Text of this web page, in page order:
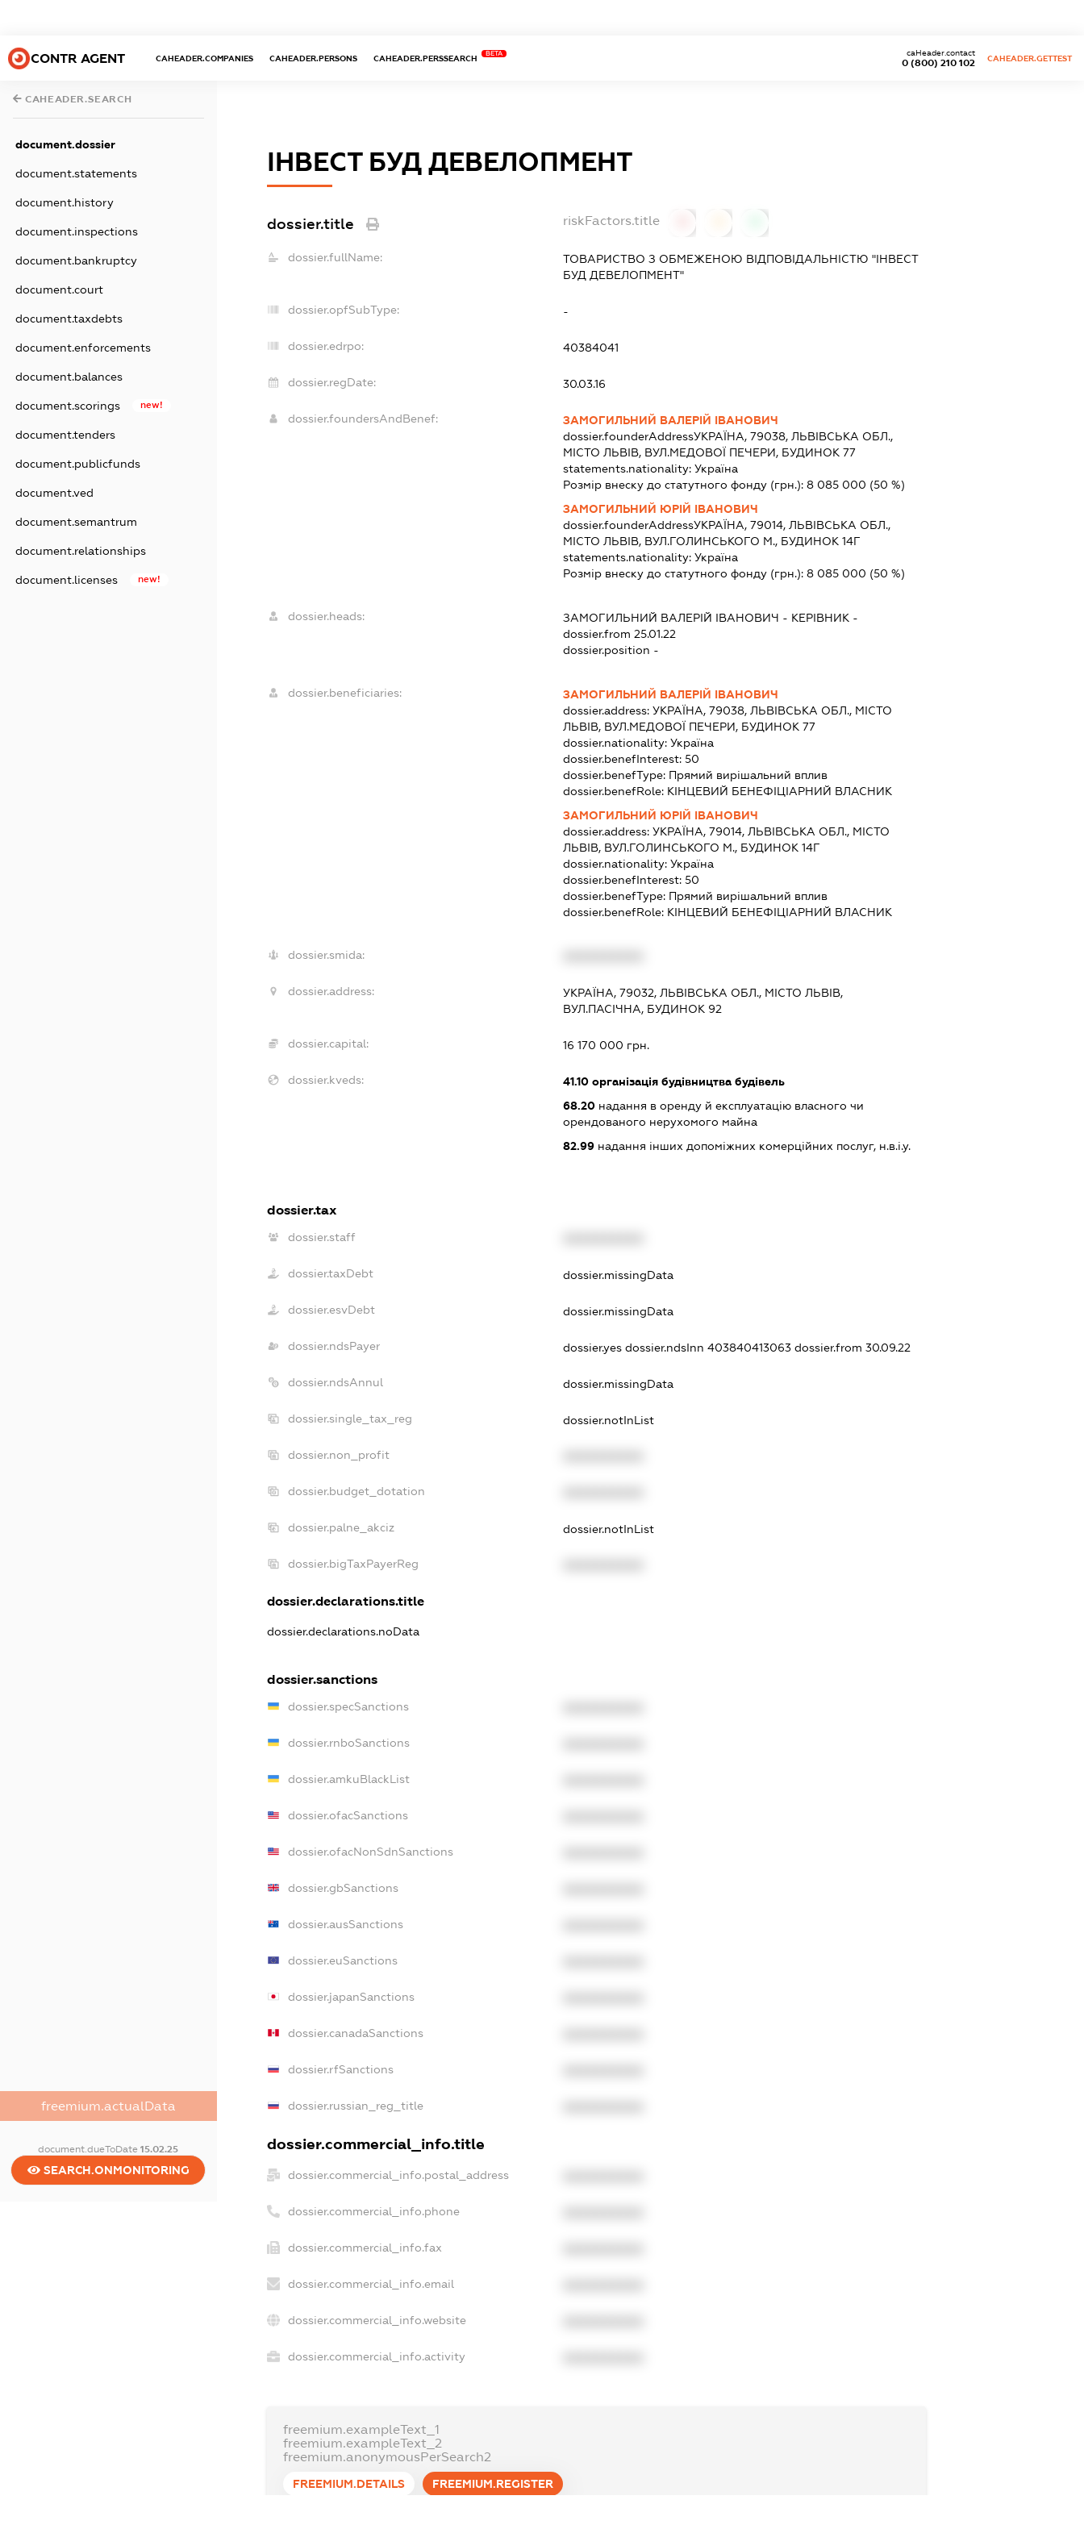
CONTR AGENT CAHEADER.COMPANIES CAHEADER.PERSONS CAHEADER.PERSSEARCH
BETA
0 (800) 210 102
caHeader.contact
CAHEADER.GETTEST
CAHEADER.SEARCH
document.dossier
document.statements
document.history
document.inspections
document.bankruptcy
document.court
document.taxdebts
document.enforcements
document.balances
document.scorings new!
document.tenders
document.publicfunds
document.ved
document.semantrum
document.relationships
document.licenses new!
freemium.actualData
document.dueToDate15.02.25
SEARCH.ONMONITORING
ІНВЕСТ БУД ДЕВЕЛОПМЕНТ
dossier.title riskFactors.title
dossier.fullName:
ТОВАРИСТВО З ОБМЕЖЕНОЮ ВІДПОВІДАЛЬНІСТЮ "ІНВЕСТ
БУД ДЕВЕЛОПМЕНТ"
dossier.opfSubType: -
dossier.edrpo: 40384041
dossier.regDate: 30.03.16
dossier.foundersAndBenef:
ЗАМОГИЛЬНИЙ ВАЛЕРІЙ ІВАНОВИЧ
dossier.founderAddressУКРАЇНА, 79038, ЛЬВІВСЬКА ОБЛ.,
МІСТО ЛЬВІВ, ВУЛ.МЕДОВОЇ ПЕЧЕРИ, БУДИНОК 77
statements.nationality:Україна
Розмір внеску до статутного фонду (грн.):8 085 000 (50 %)
ЗАМОГИЛЬНИЙ ЮРІЙ ІВАНОВИЧ
dossier.founderAddressУКРАЇНА, 79014, ЛЬВІВСЬКА ОБЛ.,
МІСТО ЛЬВІВ, ВУЛ.ГОЛИНСЬКОГО М., БУДИНОК 14Г
statements.nationality:Україна
Розмір внеску до статутного фонду (грн.):8 085 000 (50 %)
dossier.heads: ЗАМОГИЛЬНИЙ ВАЛЕРІЙ ІВАНОВИЧ - КЕРІВНИК -
dossier.from 25.01.22
dossier.position -
dossier.beneficiaries:
ЗАМОГИЛЬНИЙ ВАЛЕРІЙ ІВАНОВИЧ
dossier.address:УКРАЇНА, 79038, ЛЬВІВСЬКА ОБЛ., МІСТО
ЛЬВІВ, ВУЛ.МЕДОВОЇ ПЕЧЕРИ, БУДИНОК 77
dossier.nationality:Україна
dossier.benefInterest:50
dossier.benefType: Прямий вирішальний вплив
dossier.benefRole: КІНЦЕВИЙ БЕНЕФІЦІАРНИЙ ВЛАСНИК
ЗАМОГИЛЬНИЙ ЮРІЙ ІВАНОВИЧ
dossier.address:УКРАЇНА, 79014, ЛЬВІВСЬКА ОБЛ., МІСТО
ЛЬВІВ, ВУЛ.ГОЛИНСЬКОГО М., БУДИНОК 14Г
dossier.nationality:Україна
dossier.benefInterest:50
dossier.benefType: Прямий вирішальний вплив
dossier.benefRole: КІНЦЕВИЙ БЕНЕФІЦІАРНИЙ ВЛАСНИК
dossier.smida:
dossier.address:
УКРАЇНА, 79032, ЛЬВІВСЬКА ОБЛ., МІСТО ЛЬВІВ,
ВУЛ.ПАСІЧНА, БУДИНОК 92
dossier.capital: 16 170 000 грн.
dossier.kveds: 41.10 організація будівництва будівель
68.20 надання в оренду й експлуатацію власного чи
орендованого нерухомого майна
82.99 надання інших допоміжних комерційних послуг, н.в.і.у.
dossier.tax
dossier.staff
dossier.taxDebt dossier.missingData
dossier.esvDebt dossier.missingData
dossier.ndsPayer dossier.yesdossier.ndsInn 403840413063dossier.from 30.09.22
dossier.ndsAnnul dossier.missingData
dossier.single_tax_reg dossier.notInList
dossier.non_profit
dossier.budget_dotation
dossier.palne_akciz dossier.notInList
dossier.bigTaxPayerReg
dossier.declarations.title
dossier.declarations.noData
dossier.sanctions
dossier.specSanctions
dossier.rnboSanctions
dossier.amkuBlackList
dossier.ofacSanctions
dossier.ofacNonSdnSanctions
dossier.gbSanctions
dossier.ausSanctions
dossier.euSanctions
dossier.japanSanctions
dossier.canadaSanctions
dossier.rfSanctions
dossier.russian_reg_title
dossier.commercial_info.title
dossier.commercial_info.postal_address
dossier.commercial_info.phone
dossier.commercial_info.fax
dossier.commercial_info.email
dossier.commercial_info.website
dossier.commercial_info.activity
freemium.exampleText_1
freemium.exampleText_2
freemium.anonymousPerSearch2
FREEMIUM.DETAILS FREEMIUM.REGISTER